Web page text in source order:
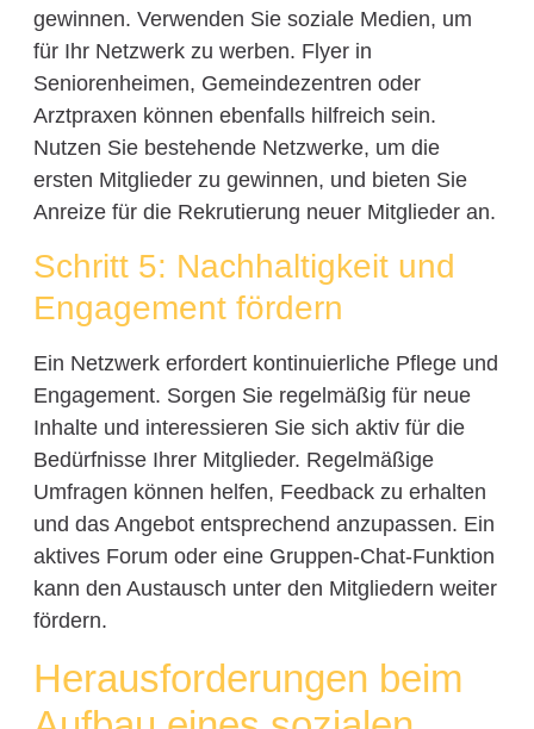
gewinnen. Verwenden Sie soziale Medien, um
für Ihr Netzwerk zu werben. Flyer in
Seniorenheimen, Gemeindezentren oder
Arztpraxen können ebenfalls hilfreich sein.
Nutzen Sie bestehende Netzwerke, um die
ersten Mitglieder zu gewinnen, und bieten Sie
Anreize für die Rekrutierung neuer Mitglieder an.
Schritt 5: Nachhaltigkeit und
Engagement fördern
Ein Netzwerk erfordert kontinuierliche Pflege und
Engagement. Sorgen Sie regelmäßig für neue
Inhalte und interessieren Sie sich aktiv für die
Bedürfnisse Ihrer Mitglieder. Regelmäßige
Umfragen können helfen, Feedback zu erhalten
und das Angebot entsprechend anzupassen. Ein
aktives Forum oder eine Gruppen-Chat-Funktion
kann den Austausch unter den Mitgliedern weiter
fördern.
Herausforderungen beim